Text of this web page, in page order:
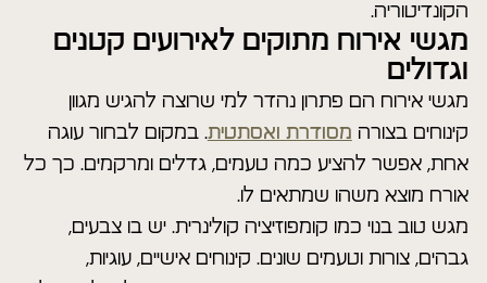
הקונדיטוריה.
מגשי אירוח מתוקים לאירועים קטנים
וגדולים
מגשי אירוח הם פתרון נהדר למי שרוצה להגיש מגוון
קינוחים בצורה מסודרת ואסתטית. במקום לבחור עוגה
אחת, אפשר להציע כמה טעמים, גדלים ומרקמים. כך כל
אורח מוצא משהו שמתאים לו.
מגש טוב בנוי כמו קומפוזיציה קולינרית. יש בו צבעים,
גבהים, צורות וטעמים שונים. קינוחים אישיים, עוגיות,